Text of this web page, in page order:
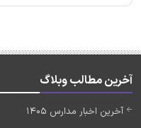
آخرین مطالب وبلاگ
آخرین اخبار مدارس 1405